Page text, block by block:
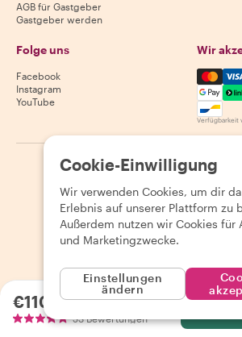
€110.00pro Person
53 Bewertungen
AGB für Gastgeber
Gastgeber werden
Folge uns
Facebook
Instagram
YouTube
Wir
Verfügbarkeit
2026 Withlocals.com |
Seitenübersicht
Cookie-Einwilligung
Wir verwenden Cookies, um dir
Erlebnis auf unserer Plattform zu
Außerdem nutzen wir Cookies für
und Marketingzwecke.
Einstellungen
ändern